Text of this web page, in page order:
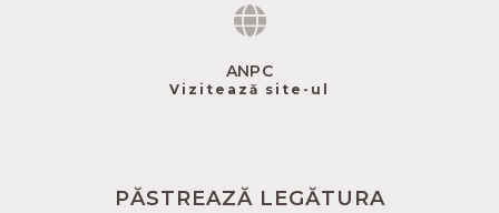
ANPC
Vizitează site-ul
PĂSTREAZĂ LEGĂTURA